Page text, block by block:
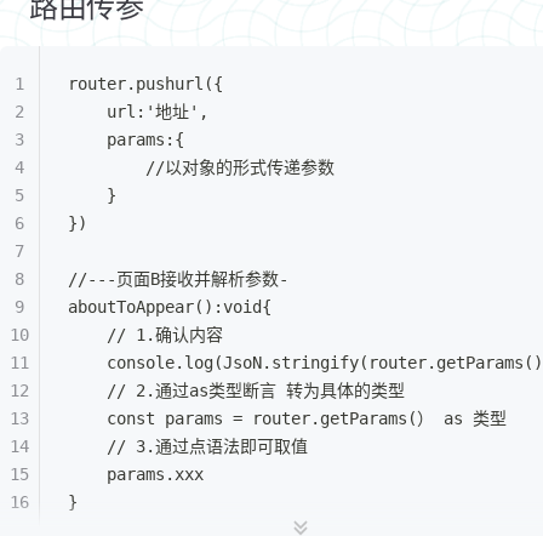
router.pushurl({
	url:'地址',
	params:{
		//以对象的形式传递参数
	}
})
//---页面B接收并解析参数-
aboutToAppear():void{
	// 1.确认内容
	// 2.通过as类型断言 转为具体的类型
	const params = router.getParams(） as 类型
	// 3.通过点语法即可取值
	params.xxx
}